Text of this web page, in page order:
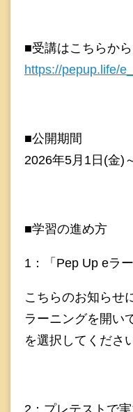
■受講はこちらから
https://pepup.life/
■公開期間
2026年5月1日(金)
■学習の進め方
1：「Pep Up eラ
こちらのお知らせ
ラーニングを開い
を選択してくださ
2：プレテストで